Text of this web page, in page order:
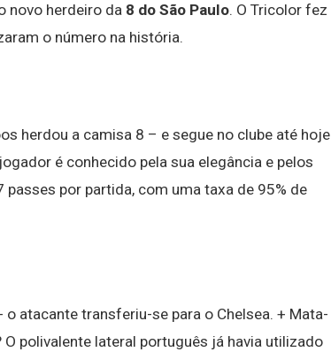
novo herdeiro da 8 do São Paulo. O Tricolor fez
o número na história.
herdou a camisa 8 – e segue no clube até hoje
é conhecido pela sua elegância e pelos
por partida, com uma taxa de 95% de
o atacante transferiu-se para o Chelsea. + Mata-
polivalente lateral português já havia utilizado